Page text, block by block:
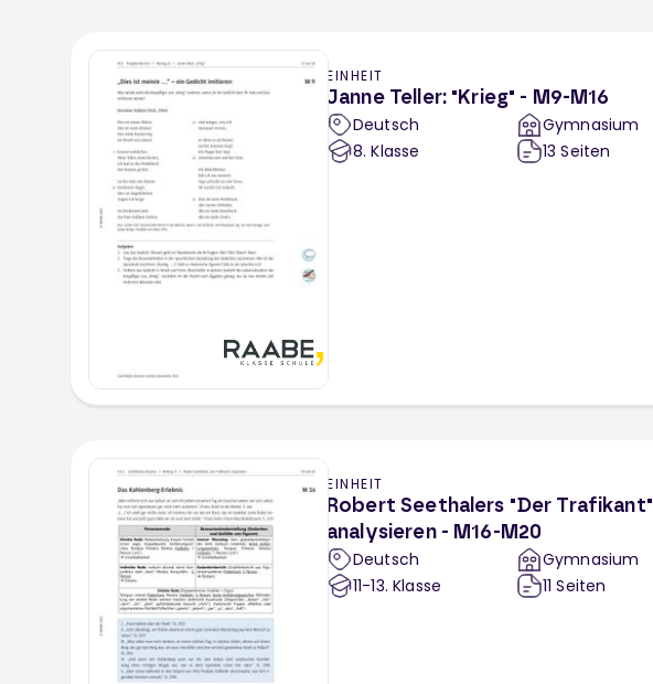
EINHEIT
Janne Teller: "Krieg" - M9-M16
Deutsch
8. Klasse
Gymnasium
13 Seiten
EINHEIT
Robert Seethalers "Der Trafikant"
analysieren - M16-M20
Deutsch
11-13. Klasse
Gymnasium
11 Seiten